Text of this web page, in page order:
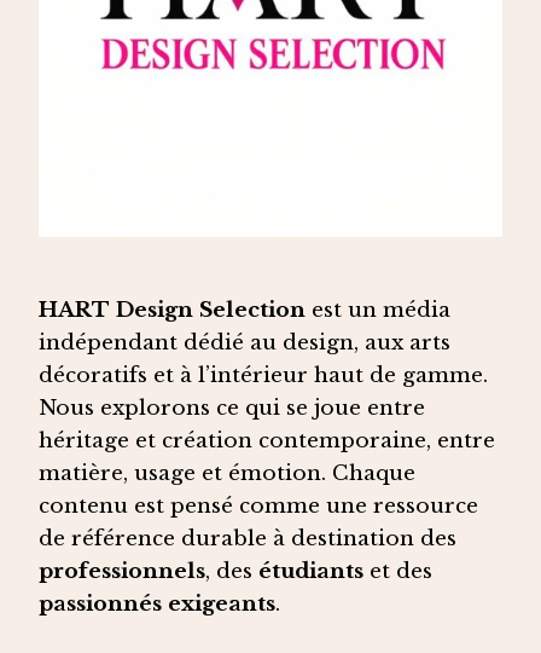
HART Design Selection est un média
indépendant dédié au design, aux arts
décoratifs et à l’intérieur haut de gamme.
Nous explorons ce qui se joue entre
héritage et création contemporaine, entre
matière, usage et émotion. Chaque
contenu est pensé comme une ressource
de référence durable à destination des
professionnels, des étudiants et des
passionnés exigeants.